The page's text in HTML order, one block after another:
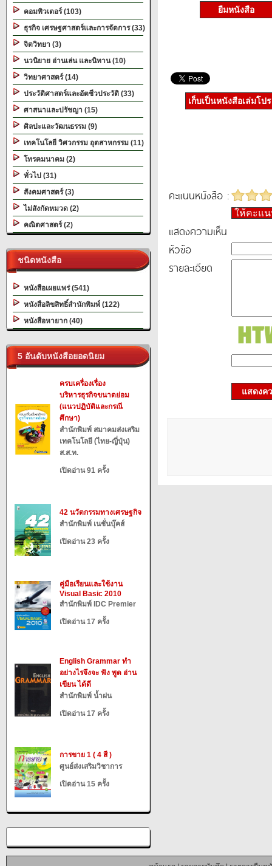
คอมพิวเตอร์ (103)
ธุรกิจ เศรษฐศาสตร์และการจัดการ (33)
จิตวิทยา (3)
นวนิยาย อ่านเล่น และนิทาน (10)
วิทยาศาสตร์ (14)
ประวัติศาสตร์และอัตชีวประวัติ (33)
ศาสนาและปรัชญา (15)
ศิลปะและวัฒนธรรม (9)
เทคโนโลยี วิศวกรรม อุตสาหกรรม (11)
โทรคมนาคม (2)
ทั่วไป (31)
สังคมศาสตร์ (3)
ไม่สังกัดหมวด (2)
คณิตศาสตร์ (2)
ชนิดหนังสือ
หนังสือเผยแพร่ (541)
หนังสือลิขสิทธิ์สำนักพิมพ์ (122)
หนังสือหายาก (40)
5 อันดับหนังสือยอดนิยม
ครบเครื่องเรื่อง
บริหารธุรกิจขนาดย่อม
(แนวปฏิบัติและกรณี
ศึกษา)
สำนักพิมพ์ สมาคมส่งเสริม
เทคโนโลยี (ไทย-ญี่ปุ่น)
ส.ส.ท.
เปิดอ่าน 91 ครั้ง
42 นวัตกรรมทางเศรษฐกิจ
สำนักพิมพ์ เนชั่นบุ๊คส์
เปิดอ่าน 23 ครั้ง
คู่มือเรียนและใช้งาน
Visual Basic 2010
สำนักพิมพ์ IDC Premier
เปิดอ่าน 17 ครั้ง
English Grammar ทำ
อย่างไรจึงจะ ฟัง พูด อ่าน
เขียน ได้ดี
สำนักพิมพ์ น้ำฝน
เปิดอ่าน 17 ครั้ง
การขาย 1 ( 4 สี )
ศูนย์ส่งเสริมวิชาการ
เปิดอ่าน 15 ครั้ง
ยืมหนังสือ
เก็บเป็นหนังสือเล่มโป
คะแนนหนังสือ :
ให้คะแ
แสดงความเห็น
หัวข้อ
รายละเอียด
แสดงค